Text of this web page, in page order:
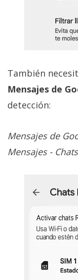
También
Mensajes de
detección:
Mensajes de
Mensajes -